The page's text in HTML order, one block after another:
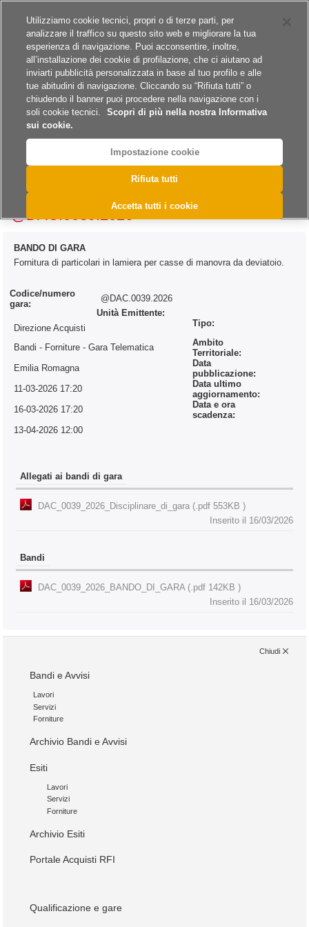
A
@DAC.0039.2026
BANDO DI GARA
Fornitura di particolari in lamiera per casse di manovra da deviatoio.
Codice/numero
gara:
@DAC.0039.2026
Unità Emittente:
Direzione Acquisti
Tipo:
Bandi - Forniture- Gara Telematica
Ambito
Territoriale:
Emilia Romagna
Data
pubblicazione:
11-03-2026 17:20
Data ultimo
aggiornamento:
16-03-2026 17:20
Data e ora
scadenza:
13-04-2026 12:00
Allegati ai bandi di gara
DAC_0039_2026_Disciplinare_di_gara (.pdf 553KB )
Inserito il 16/03/2026
Bandi
DAC_0039_2026_BANDO_DI_GARA (.pdf 142KB )
Inserito il 16/03/2026
Chiudi
Bandi e Avvisi
Lavori
Servizi
Forniture
Archivio Bandi e Avvisi
Esiti
Lavori
Servizi
Forniture
Archivio Esiti
Portale Acquisti RFI
Qualificazione e gare
Utilizziamo cookie tecnici, propri o di terze parti, per
analizzare il traffico su questo sito web e migliorare la tua
esperienza di navigazione. Puoi acconsentire, inoltre,
all’installazione dei cookie di profilazione, che ci aiutano ad
inviarti pubblicità personalizzata in base al tuo profilo e alle
tue abitudini di navigazione. Cliccando su “Rifiuta tutti” o
chiudendo il banner puoi procedere nella navigazione con i
soli cookie tecnici.
Scopri di più nella nostra Informativa
sui cookie.
Impostazione cookie
Rifiuta tutti
Accetta tutti i cookie